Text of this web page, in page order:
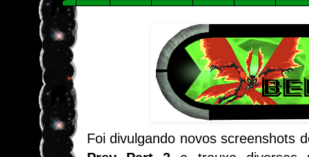
Foi divulgando novos screenshots